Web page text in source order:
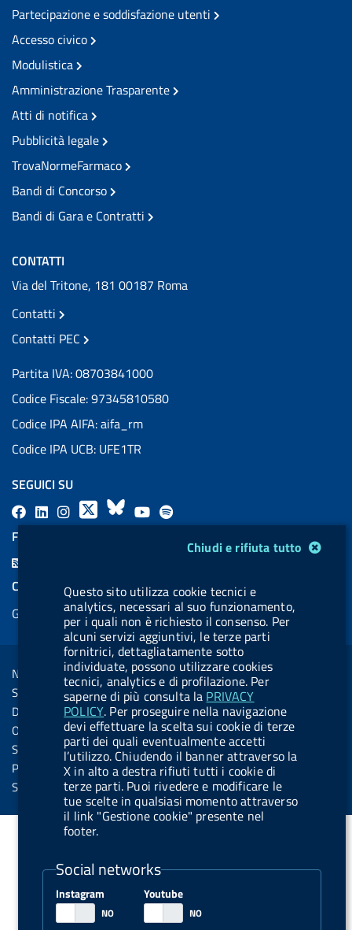
Chiudi e rifiuta tutto
Questo sito utilizza cookie tecnici e
analytics, necessari al suo funzionamento,
per i quali non è richiesto il consenso. Per
alcuni servizi aggiuntivi, le terze parti
fornitrici, dettagliatamente sotto
individuate, possono utilizzare cookies
tecnici, analytics e di profilazione. Per
saperne di più consulta la PRIVACY
POLICY. Per proseguire nella navigazione
devi effettuare la scelta sui cookie di terze
parti dei quali eventualmente accetti
l’utilizzo. Chiudendo il banner attraverso la
X in alto a destra rifiuti tutti i cookie di
terze parti. Puoi rivedere e modificare le
tue scelte in qualsiasi momento attraverso
il link "Gestione cookie" presente nel
footer.
Social networks
Instagram Youtube
Partecipazione e soddisfazione utenti
Accesso civico
Modulistica
Amministrazione Trasparente
Atti di notifica
Pubblicità legale
TrovaNormeFarmaco
Bandi di Concorso
Bandi di Gara e Contratti
CONTATTI
Via del Tritone, 181 00187 Roma
Contatti
Contatti PEC
Partita IVA: 08703841000
Codice Fiscale: 97345810580
Codice IPA AIFA: aifa_rm
Codice IPA UCB: UFE1TR
SEGUICI SU
F
a
L
i
a
l
.
b
u
t
t
o
n
.
i
n
s
a
g
X
B
l
s
k
y
Y
o
u
b
e
l
a
l
.
b
u
t
t
o
n
.
s
p
i
f
FEED RSS
COOKIES
Gestione cookie
Sezione Link Utili
Note legali
Social Media Policy
Dichiarazione di accessibilità
Obiettivi di accessibilità
Statistiche sito
Privacy
Servizi Online